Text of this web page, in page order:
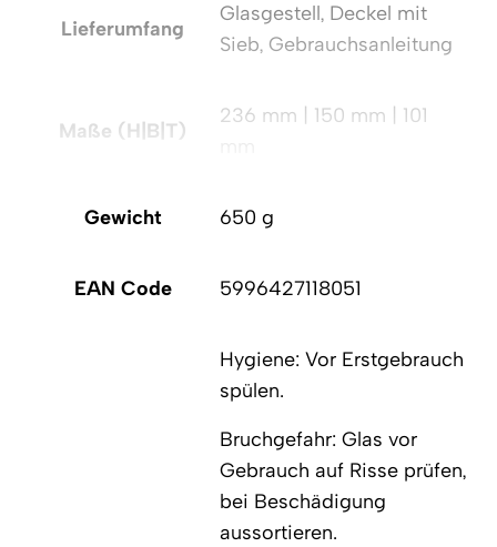
Lieferumfang
Glasgestell, Deckel mit
Sieb, Gebrauchsanleitung
Maße (H|B|T)
236 mm | 150 mm | 101
Gewicht 650 g
EAN Code 5996427118051
Hygiene: Vor Erstgebrauch
spülen.
Bruchgefahr: Glas vor
Gebrauch auf Risse prüfen,
bei Beschädigung
aussortieren.